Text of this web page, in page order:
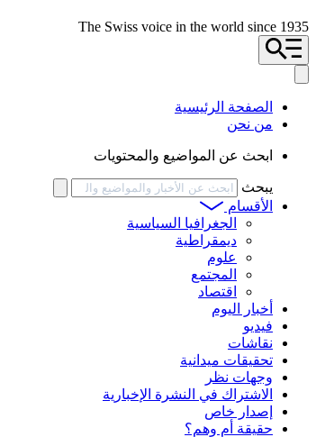
The Swiss voice in the world since 1935
الصفحة الرئيسية
من نحن
ابحث عن المواضيع والمحتويات
يبحث
الأقسام
الجغرافيا السياسية
ديمقراطية
علوم
المجتمع
اقتصاد
أخبار اليوم
فيديو
نقاشات
تحقيقات ميدانية
وجهات نظر
الاشتراك في النشرة الإخبارية
إصدار خاص
حقيقة أم وهم؟